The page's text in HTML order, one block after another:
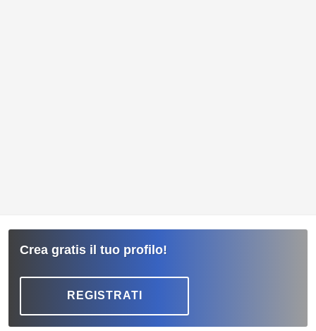
Crea gratis il tuo profilo!
REGISTRATI